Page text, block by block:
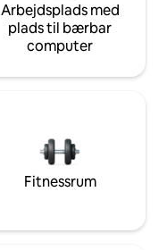
Arbejdsplads med
plads til bærbar
computer
Fitnessrum